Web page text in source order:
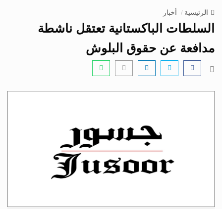
g
a
t
n
الرئيسية أخبار
السلطات الباكستانية تعتقل ناشطة
مدافعة عن حقوق البلوش